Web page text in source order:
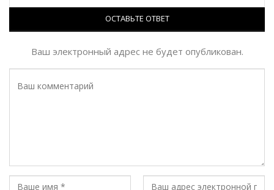
ОСТАВЬТЕ ОТВЕТ
Ваш электронный адрес не будет опубликован.